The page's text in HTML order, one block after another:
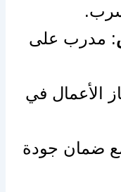
: مدرب على
الأعمال في
ضمان جودة